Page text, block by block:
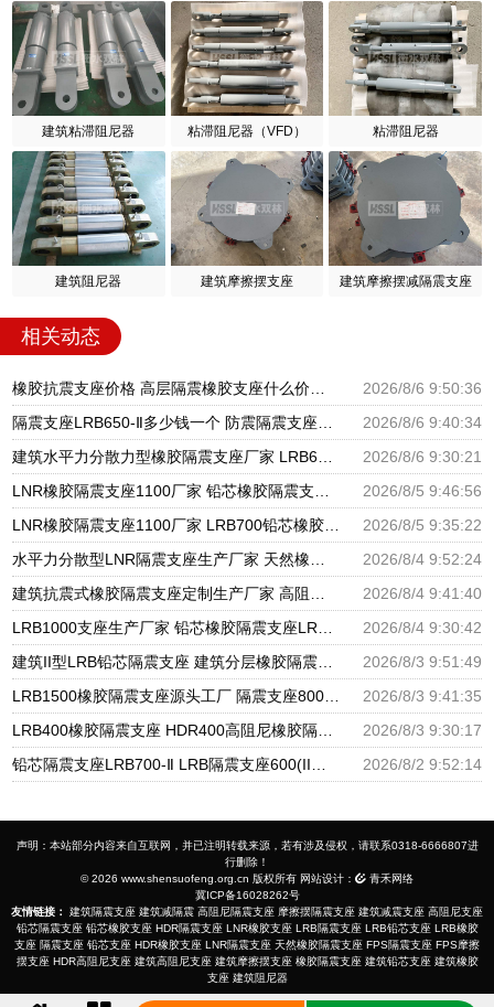
建筑粘滞阻尼器 粘滞阻尼器（VFD） 粘滞阻尼器
建筑阻尼器 建筑摩擦摆支座 建筑摩擦摆减隔震支座
相关动态
2026/8/6 9:50:36
2026/8/6 9:40:34
2026/8/6 9:30:21
2026/8/5 9:46:56
2026/8/5 9:35:22
2026/8/4 9:52:24
2026/8/4 9:41:40
2026/8/4 9:30:42
2026/8/3 9:51:49
2026/8/3 9:41:35
2026/8/3 9:30:17
2026/8/2 9:52:14
声明：本站部分内容来自互联网，并已注明转载来源，若有涉及侵权，请联系0318-6666807进
行删除！
© 2026 www.shensuofeng.org.cn 版权所有 网站设计：
青禾网络
冀ICP备16028262号
友情链接：
建筑隔震支座 建筑减隔震 高阻尼隔震支座 摩擦摆隔震支座 建筑减震支座 高阻尼支座
铅芯隔震支座 铅芯橡胶支座 HDR隔震支座 LNR橡胶支座 LRB隔震支座 LRB铅芯支座 LRB橡胶
支座 隔震支座 铅芯支座 HDR橡胶支座 LNR隔震支座 天然橡胶隔震支座 FPS隔震支座 FPS摩擦
摆支座 HDR高阻尼支座 建筑高阻尼支座 建筑摩擦摆支座 橡胶隔震支座 建筑铅芯支座 建筑橡胶
支座 建筑阻尼器